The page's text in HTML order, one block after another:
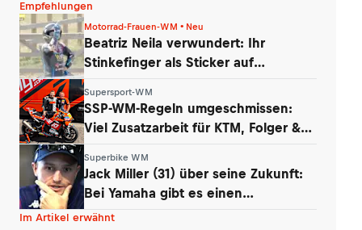
Empfehlungen
Motorrad-Frauen-WM • Neu
Beatriz Neila verwundert: Ihr
Stinkefinger als Sticker auf
Supersport-WM
SSP-WM-Regeln umgeschmissen:
Viel Zusatzarbeit für KTM, Folger &
Superbike WM
Jack Miller (31) über seine Zukunft:
Bei Yamaha gibt es einen
Whistleblower
Im Artikel erwähnt